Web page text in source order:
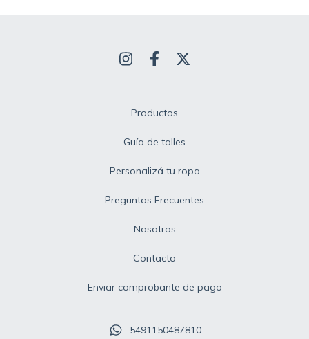
Productos
Guía de talles
Personalizá tu ropa
Preguntas Frecuentes
Nosotros
Contacto
Enviar comprobante de pago
5491150487810